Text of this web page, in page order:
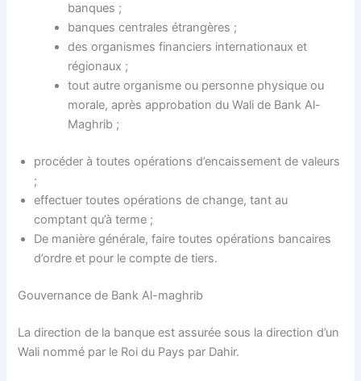
banques ;
banques centrales étrangères ;
des organismes financiers internationaux et
régionaux ;
tout autre organisme ou personne physique ou
morale, après approbation du Wali de Bank Al-
Maghrib ;
procéder à toutes opérations d’encaissement de valeurs
;
effectuer toutes opérations de change, tant au
comptant qu’à terme ;
De manière générale, faire toutes opérations bancaires
d’ordre et pour le compte de tiers.
Gouvernance de Bank Al-maghrib
La direction de la banque est assurée sous la direction d’un
Wali nommé par le Roi du Pays par Dahir.